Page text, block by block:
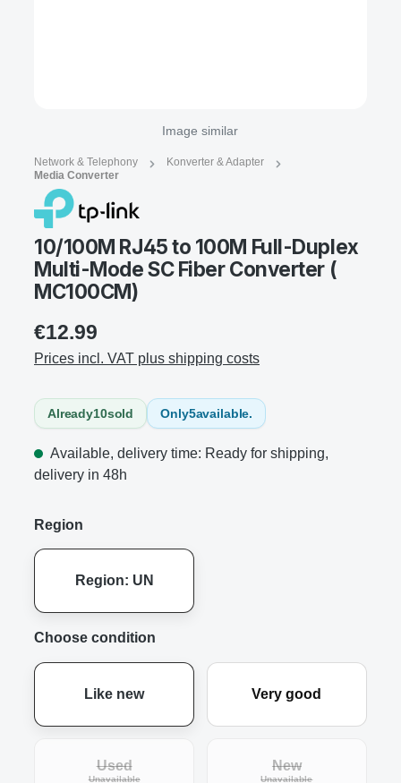
Image similar
Network & Telephony
Konverter & Adapter
Media Converter
10/100M RJ45 to 100M Full-Duplex
Multi-Mode SC Fiber Converter (
MC100CM)
€12.99
Prices incl. VAT plus shipping costs
Already10sold Only5available.
Available, delivery time: Ready for shipping,
delivery in 48h
Region
Region: UN
Choose condition
Like new Very good
Used
Unavailable
New
Unavailable